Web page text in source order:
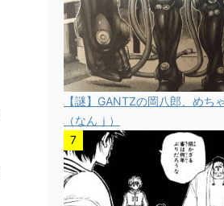
【謎】GANTZの岡八郎、めち
（なんｊ）